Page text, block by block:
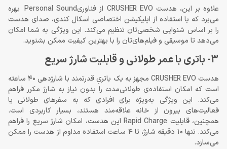
علاوه بر این، هدست CRUSHER EVO از فناوریPersonal Sound بهره
می‌برد که با استفاده از اپلیکیشن اختصاصی اسکال کندی، صدای هدست
را بر اساس شنوایی شخصی‌تان تنظیم می‌کند. این ویژگی به شما امکان
می‌دهد تا موسیقی و فیلم‌های‌تان را با بهترین کیفیت ممکن بشنوید.
هدست CRUSHER EVO مجهز به یک باتریِ قدرتمند با شارژدهی 40 ساعته
است که امکان استفاده‌ی طولانی‌مدت را بدون نیاز به شارژ مکرر فراهم
می‌کند. این ویژگی به‌ویژه برای افرادی که به سفرهای طولانی یا
فعالیت‌های بیرون از خانه علاقه‌مند هستند، بسیار کاربردی است.
همچنین، قابلیت Rapid Charge این هدست، امکان شارژ سریع را فراهم
می‌کند. تنها 10 دقیقه شارژ، تا 4 ساعت استفاده مداوم از هدست را ممکن
می‌سازد.